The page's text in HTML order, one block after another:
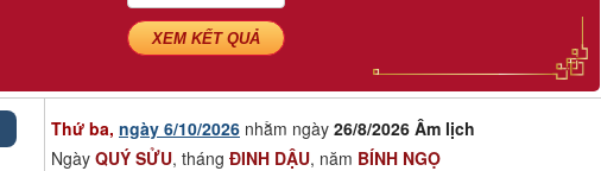
XEM KẾT QUẢ
Thứ ba, ngày 6/10/2026 nhằm ngày 26/8/2026 Âm lịch
Ngày QUÝ SỬU, tháng ĐINH DẬU, năm BÍNH NGỌ